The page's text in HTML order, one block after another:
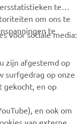
te
om ons te
te
voor sociale media:
zijn afgestemd op
surfgedrag op onze
gekocht, en op
en ook om
van externe